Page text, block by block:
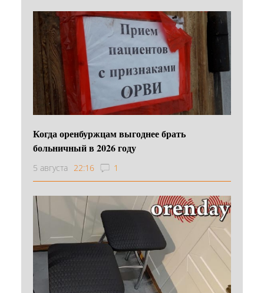
Когда оренбуржцам выгоднее брать
больничный в 2026 году
5 августа 22:16 1